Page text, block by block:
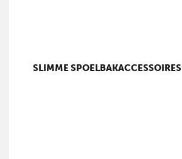
SLIMME SPOELBAKACCESSOIRES